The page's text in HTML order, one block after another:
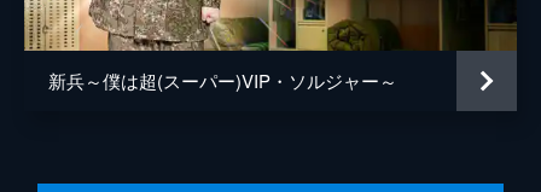
38分
第５話 ガス調節器
訓練地で、ミンソクは教官の1人が姉である
クを少し懲らしめてやろうと思いつき...。
新兵～僕は超(スーパー)VIP・ソルジャー～